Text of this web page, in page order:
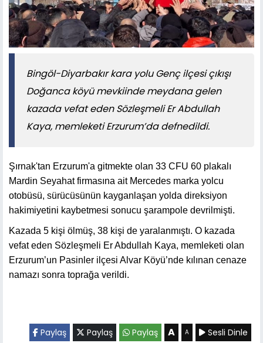
Bingöl-Diyarbakır kara yolu Genç ilçesi çıkışı
Doğanca köyü mevkiinde meydana gelen
kazada vefat eden Sözleşmeli Er Abdullah
Kaya, memleketi Erzurum’da defnedildi.
Şırnak'tan Erzurum'a gitmekte olan 33 CFU 60 plakalı
Mardin Seyahat firmasına ait Mercedes marka yolcu
otobüsü, sürücüsünün kayganlaşan yolda direksiyon
hakimiyetini kaybetmesi sonucu şarampole devrilmişti.
Kazada 5 kişi ölmüş, 38 kişi de yaralanmıştı. O kazada
vefat eden Sözleşmeli Er Abdullah Kaya, memleketi olan
Erzurum’un Pasinler ilçesi Alvar Köyü’nde kılınan cenaze
namazı sonra toprağa verildi.
Paylaş Paylaş Paylaş A A Sesli Dinle